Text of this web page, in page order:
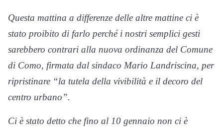
Questa mattina a differenze delle altre mattine ci è
stato proibito di farlo perché i nostri semplici gesti
sarebbero contrari alla nuova ordinanza del Comune
di Como, firmata dal sindaco Mario Landriscina, per
ripristinare “la tutela della vivibilità e il decoro del
centro urbano”.
Ci è stato detto che fino al 10 gennaio non ci è